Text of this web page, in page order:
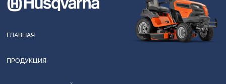
ГЛАВНАЯ
ПРОДУКЦИЯ